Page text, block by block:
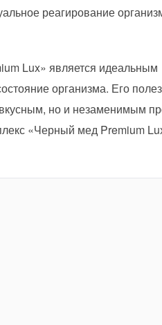
реагирование
Lux» является идеальным
организма. Его
но и незаменимым
«Черный мед Premium